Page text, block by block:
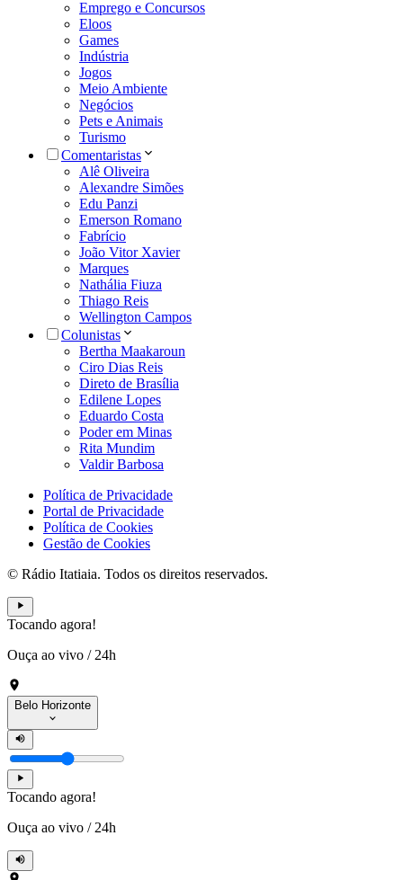
Emprego e Concursos
Eloos
Games
Indústria
Jogos
Meio Ambiente
Negócios
Pets e Animais
Turismo
Comentaristas
Alê Oliveira
Alexandre Simões
Edu Panzi
Emerson Romano
Fabrício
João Vitor Xavier
Marques
Nathália Fiuza
Thiago Reis
Wellington Campos
Colunistas
Bertha Maakaroun
Ciro Dias Reis
Direto de Brasília
Edilene Lopes
Eduardo Costa
Poder em Minas
Rita Mundim
Valdir Barbosa
Política de Privacidade
Portal de Privacidade
Política de Cookies
Gestão de Cookies
© Rádio Itatiaia. Todos os direitos reservados.
Tocando agora!
Ouça ao vivo / 24h
Belo Horizonte
Tocando agora!
Ouça ao vivo / 24h